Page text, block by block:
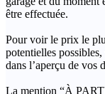
être effectuée.
Pour voir le prix le
potentielles
dans l’aperçu de vos
La mention “À